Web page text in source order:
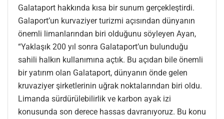
Galataport hakkında kısa bir sunum gerçekleştirdi.
Galaport’un kurvaziyer turizmi açısından dünyanın
önemli limanlarından biri olduğunu söyleyen Ayan,
“Yaklaşık 200 yıl sonra Galataport’un bulunduğu
sahili halkın kullanımına açtık. Bu açıdan bile önemli
bir yatırım olan Galataport, dünyanın önde gelen
kruvaziyer şirketlerinin uğrak noktalarından biri oldu.
Limanda sürdürülebilirlik ve karbon ayak izi
konusunda son derece hassas davranıyoruz. Bu konu